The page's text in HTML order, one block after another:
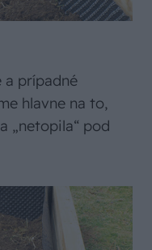
a prípadné
hlavne na to,
„netopila“ pod